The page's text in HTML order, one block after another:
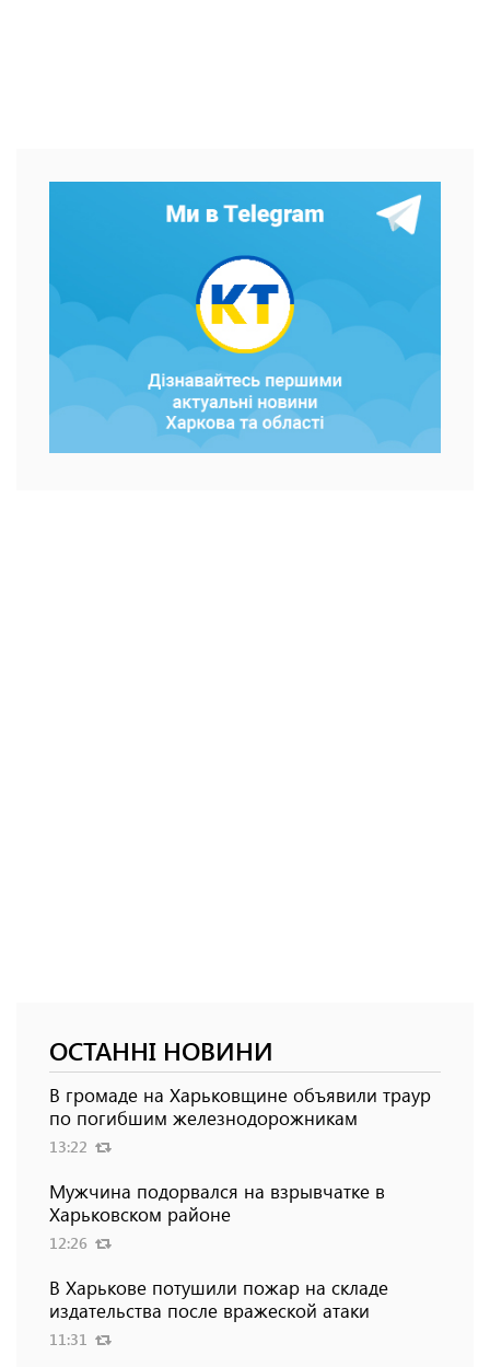
ОСТАННІ НОВИНИ
В громаде на Харьковщине объявили траур
по погибшим железнодорожникам
13:22
Мужчина подорвался на взрывчатке в
Харьковском районе
12:26
В Харькове потушили пожар на складе
издательства после вражеской атаки
11:31